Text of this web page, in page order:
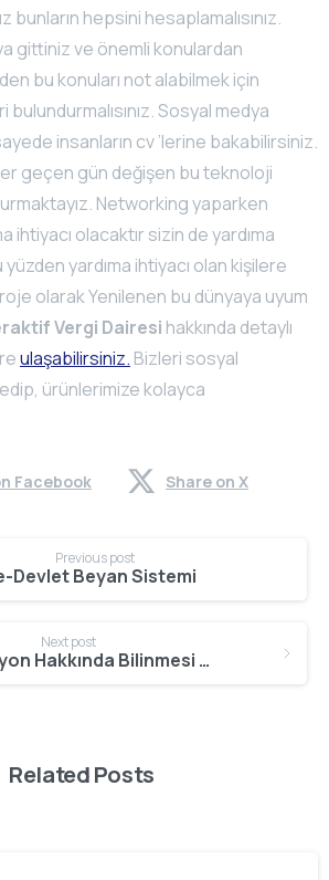
bunların hepsini hesaplamalısınız.
gittiniz ve önemli konulardan
bu konuları not alabilmek için
bulundurmalısınız. Sosyal medya
insanların cv ’lerine bakabilirsiniz.
geçen gün değişen bu teknoloji
Networking yaparken
ihtiyacı olacaktır sizin de yardıma
yüzden yardıma ihtiyacı olan kişilere
olarak Yenilenen bu dünyaya uyum
Vergi Dairesi hakkında detaylı
ulaşabilirsiniz. Bizleri sosyal
ürünlerimize kolayca
Facebook Share on X
Previous post
Devlet Beyan Sistemi
Next post
Entegrasyon Hakkında Bilinmesi Gerekenler
Related Posts